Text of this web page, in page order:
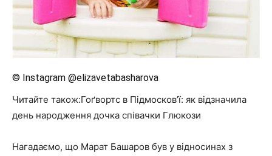
© Instagram @elizavetabasharova
Читайте також:Гоґвортс в Підмосков’ї: як відзначила
день народження дочка співачки Глюкози
Нагадаємо, що Марат Башаров був у відносинах з